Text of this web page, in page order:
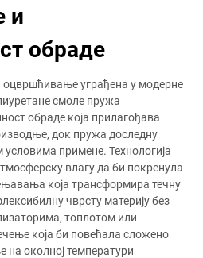
и
обраде
оцвршћивање уграђена у модерне
смоле пружа
обраде која прилагођава
док пружа доследну
примене. Технологија
влагу да би покренула
која трансформира течну
чврсту материју без
топлотом или
која би повећала сложено
околној температури